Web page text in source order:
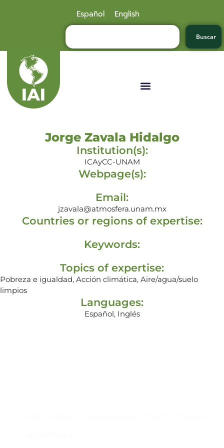
Español English
Buscar
Jorge Zavala Hidalgo
Institution(s):
ICAyCC-UNAM
Webpage(s):
Email:
jzavala@atmosfera.unam.mx
Countries or regions of expertise:
Keywords:
Topics of expertise:
Pobreza e igualdad, Acción climática, Aire/agua/suelo
limpios
Languages:
Español, Inglés